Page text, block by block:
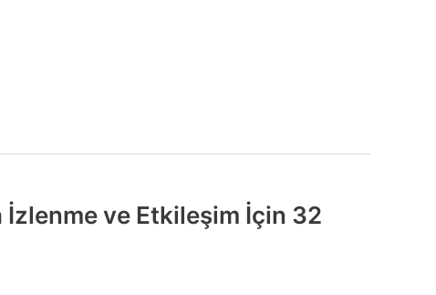
ve Etkileşim İçin 32